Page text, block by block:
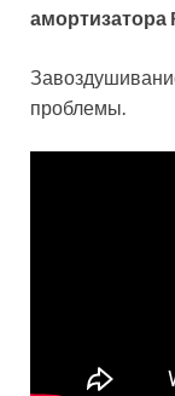
амортизатора
проблемы.